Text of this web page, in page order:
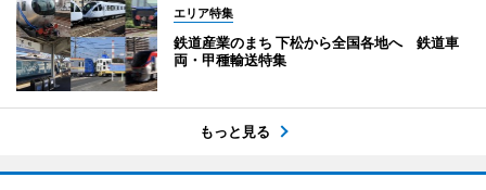
エリア特集
鉄道産業のまち 下松から全国各地へ 鉄道車
両・甲種輸送特集
もっと見る